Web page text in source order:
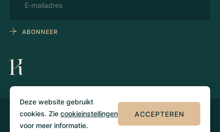
Deze website gebruikt
cookies. Zie cookieinstellingen
voor meer informatie.
ACCEPTEREN
ABONNEER
© 2026 Klaassen
Horecamakelaars
Privacy
Algemene